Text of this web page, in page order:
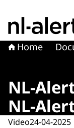
Naar de
Home
NL-
NL-
Video24-04-2025